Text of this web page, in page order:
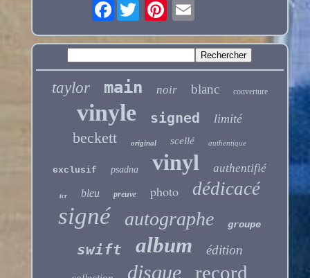
Facebook
taylor main noir blanc couverture
vinyle signed limité
beckett original scellé authentique
exclusif psadna vinyl authentifié
tcr bleu preuve photo dédicacé
signé autographe groupe
swift album édition
disque record